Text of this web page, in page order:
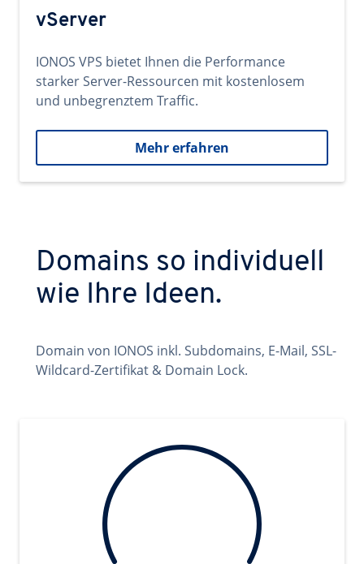
vServer
IONOS VPS bietet Ihnen die Performance
starker Server-Ressourcen mit kostenlosem
und unbegrenztem Traffic.
Mehr erfahren
Domains so individuell
wie Ihre Ideen.
Domain von IONOS inkl. Subdomains, E-Mail, SSL-
Wildcard-Zertifikat & Domain Lock.